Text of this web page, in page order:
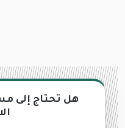
هل تحتاج إلى